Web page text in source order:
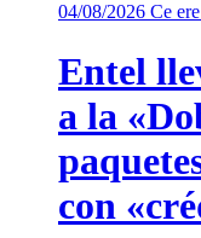
04/08/2026 Ce
Entel
a la
con